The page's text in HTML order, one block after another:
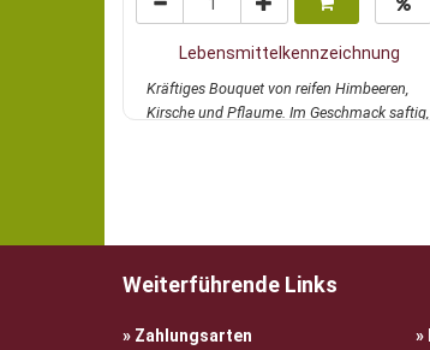
Lebensmittelkennzeichnung
Kräftiges Bouquet von reifen Himbeeren,
Kirsche und Pflaume. Im Geschmack saftig,
Weiterführende Links
Zahlungsarten